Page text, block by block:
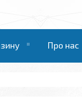
Про нас